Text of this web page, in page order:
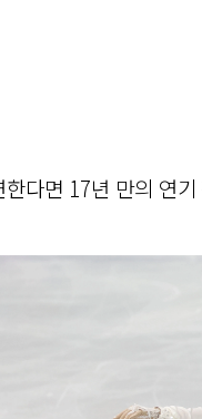
한다면 17년 만의 연